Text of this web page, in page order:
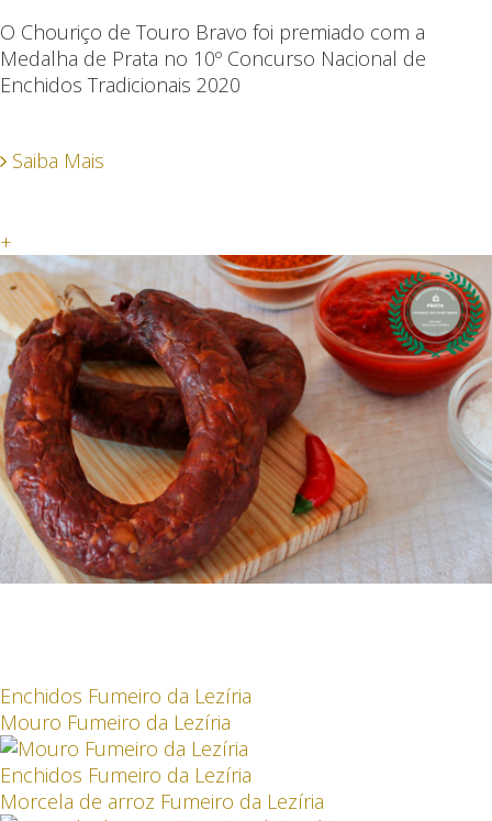
O Chouriço de Touro Bravo foi premiado com a
Medalha de Prata no 10º Concurso Nacional de
Enchidos Tradicionais 2020
Saiba Mais
+
Enchidos Fumeiro da Lezíria
Mouro Fumeiro da Lezíria
Enchidos Fumeiro da Lezíria
Morcela de arroz Fumeiro da Lezíria